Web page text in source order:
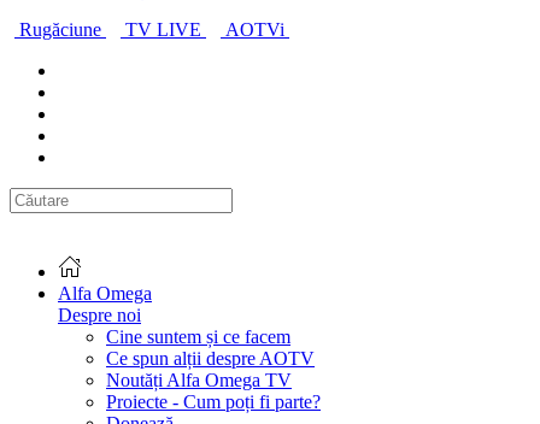
Rugăciune
TV LIVE AOTVi
Alfa Omega
Despre noi
Cine suntem și ce facem
Ce spun alții despre AOTV
Noutăți Alfa Omega TV
Proiecte - Cum poți fi parte?